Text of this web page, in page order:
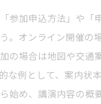
参加申込方法」や「
。オンライン開催の
の場合は地図や交通
な例として、案内状
始め、講演内容の概